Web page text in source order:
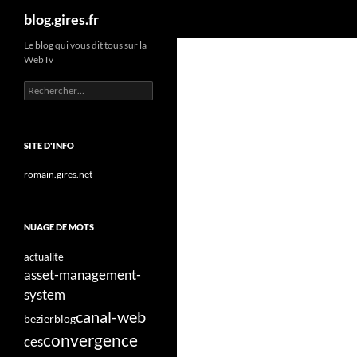
Aller
contenu
blog.gires.fr
Le blog qui vous dit tous sur la
WebTv
Rechercher :
SITE D'INFO
romain.gires.net
NUAGE DE MOTS
actualite
asset-management-
system
bezierblogcanal-web
cesconvergence